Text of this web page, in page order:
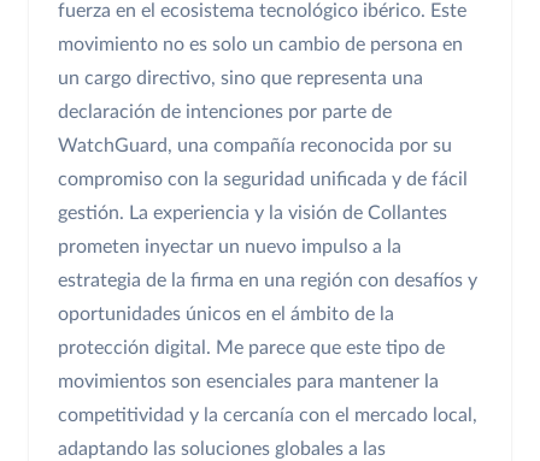
fuerza en el ecosistema tecnológico ibérico. Este
movimiento no es solo un cambio de persona en
un cargo directivo, sino que representa una
declaración de intenciones por parte de
WatchGuard, una compañía reconocida por su
compromiso con la seguridad unificada y de fácil
gestión. La experiencia y la visión de Collantes
prometen inyectar un nuevo impulso a la
estrategia de la firma en una región con desafíos y
oportunidades únicos en el ámbito de la
protección digital. Me parece que este tipo de
movimientos son esenciales para mantener la
competitividad y la cercanía con el mercado local,
adaptando las soluciones globales a las